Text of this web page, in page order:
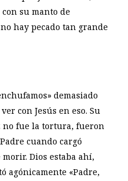
su manto de
hay pecado tan grande
demasiado
con Jesús en eso. Su
fue la tortura, fueron
cuando cargó
Dios estaba ahí,
agónicamente «Padre,